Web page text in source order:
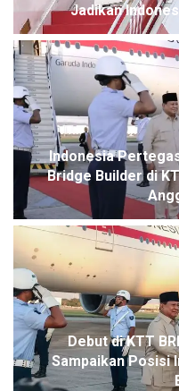
Jadikan
Indonesia
Bridge Builder di
Debut di KTT
Sampaikan Posisi